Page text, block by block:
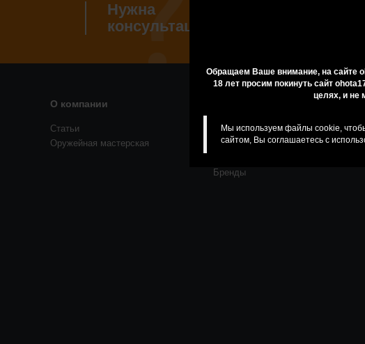
Обращаем Ваше внимание, на сайте
18 лет просим покинуть сайт
целях, и не
Мы используем файлы cookie,
сайтом, Вы соглашаетесь с
Нужна
консультация?
Если у Вас
О компании
Статьи
Оружейная мастерская
Резервирование
Приобретение лицензионных
Бренды